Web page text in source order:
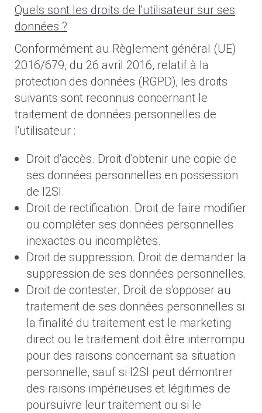
Quels sont les droits de l'utilisateur sur ses
données ?
Conformément au Règlement général (UE)
2016/679, du 26 avril 2016, relatif à la
protection des données (RGPD), les droits
suivants sont reconnus concernant le
traitement de données personnelles de
l'utilisateur :
Droit d'accès. Droit d'obtenir une copie de
ses données personnelles en possession
de I2SI.
Droit de rectification. Droit de faire modifier
ou compléter ses données personnelles
inexactes ou incomplètes.
Droit de suppression. Droit de demander la
suppression de ses données personnelles.
Droit de contester. Droit de s'opposer au
traitement de ses données personnelles si
la finalité du traitement est le marketing
direct ou le traitement doit être interrompu
pour des raisons concernant sa situation
personnelle, sauf si I2SI peut démontrer
des raisons impérieuses et légitimes de
poursuivre leur traitement ou si le